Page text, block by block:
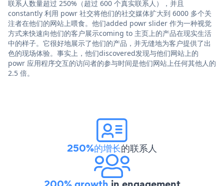
联系人数量超过 250%（超过 600 个真实联系人），并且
constantly 利用 powr 社交将他们的社交媒体扩大到 6000 多个关
注者在他们的网站上喂食。他们added powr slider 作为一种视觉
方式来快速向他们的客户展示coming to 主页上的产品在现实生活
中的样子。它很好地展示了他们的产品，并无缝地为客户提供了出
色的现场体验。事实上，他们discovered发现与他们网站上的
powr 应用程序交互的访问者的参与时间是他们网站上任何其他人的
2.5 倍。
250%的增长的联系人